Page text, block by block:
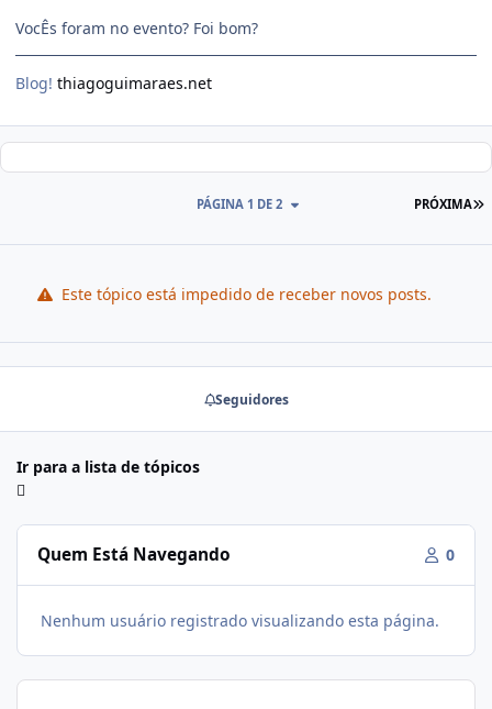
VocÊs foram no evento? Foi bom?
Blog! thiagoguimaraes.net
PRÓXIMA
PÁGINA 1 DE 2
Este tópico está impedido de receber novos posts.
Seguidores
Ir para a lista de tópicos
Quem Está Navegando 0
Nenhum usuário registrado visualizando esta página.